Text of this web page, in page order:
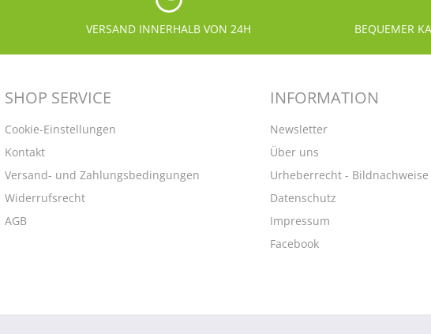
VERSAND INNERHALB VON 24H BEQUEMER
SHOP SERVICE
Cookie-Einstellungen
Kontakt
Versand- und Zahlungsbedingungen
Widerrufsrecht
AGB
INFORMATION
Newsletter
Über uns
Urheberrecht - Bildnachweise
Datenschutz
Impressum
Facebook